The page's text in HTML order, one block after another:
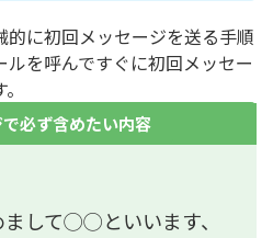
に初回メッセージを送る手順
を呼んですぐに初回メッセー
必ず含めたい内容
して◯◯といいます、